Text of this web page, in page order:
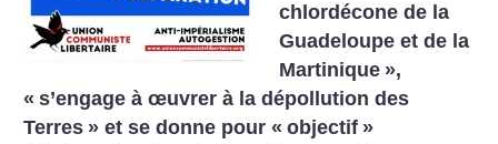
chlordécone de la
Guadeloupe et de la
Martinique »,
« s’engage à œuvrer à la dépollution des
Terres » et se donne pour « objectif »